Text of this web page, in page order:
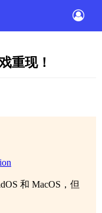
重现！
和 MacOS，但